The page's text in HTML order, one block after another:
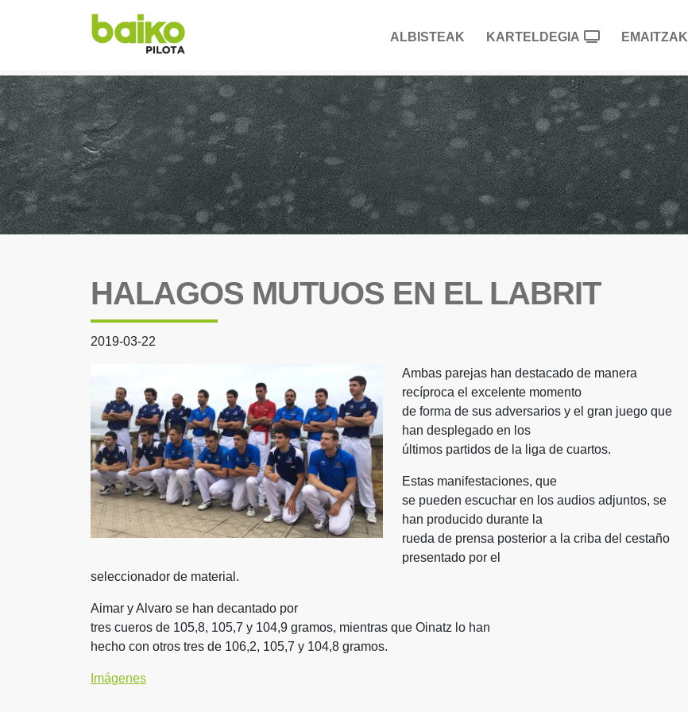
ALBISTEAK KARTELDEGIA EMAITZAK
HALAGOS MUTUOS EN EL LABRIT
2019-03-22
Ambas parejas han destacado de manera
recíproca el excelente momento
de forma de sus adversarios y el gran juego que
han desplegado en los
últimos partidos de la liga de cuartos.
Estas manifestaciones, que
se pueden escuchar en los audios adjuntos, se
han producido durante la
rueda de prensa posterior a la criba del cestaño
presentado por el
seleccionador de material.
Aimar y Alvaro se han decantado por
tres cueros de 105,8, 105,7 y 104,9 gramos, mientras que Oinatz lo han
hecho con otros tres de 106,2, 105,7 y 104,8 gramos.
Imágenes